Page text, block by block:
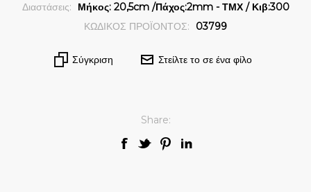
Διαστάσεις:
Μήκος: 20,5cm /Πάχος:2mm - ΤΜΧ / Κιβ:300
ΚΩΔΙΚΟΣ ΠΡΟΪΟΝΤΟΣ:
03799
Σύγκριση Στείλτε το σε ένα φίλο
Share: